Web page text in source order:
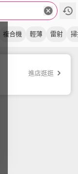
複合機 輕薄 雷射
進店逛逛